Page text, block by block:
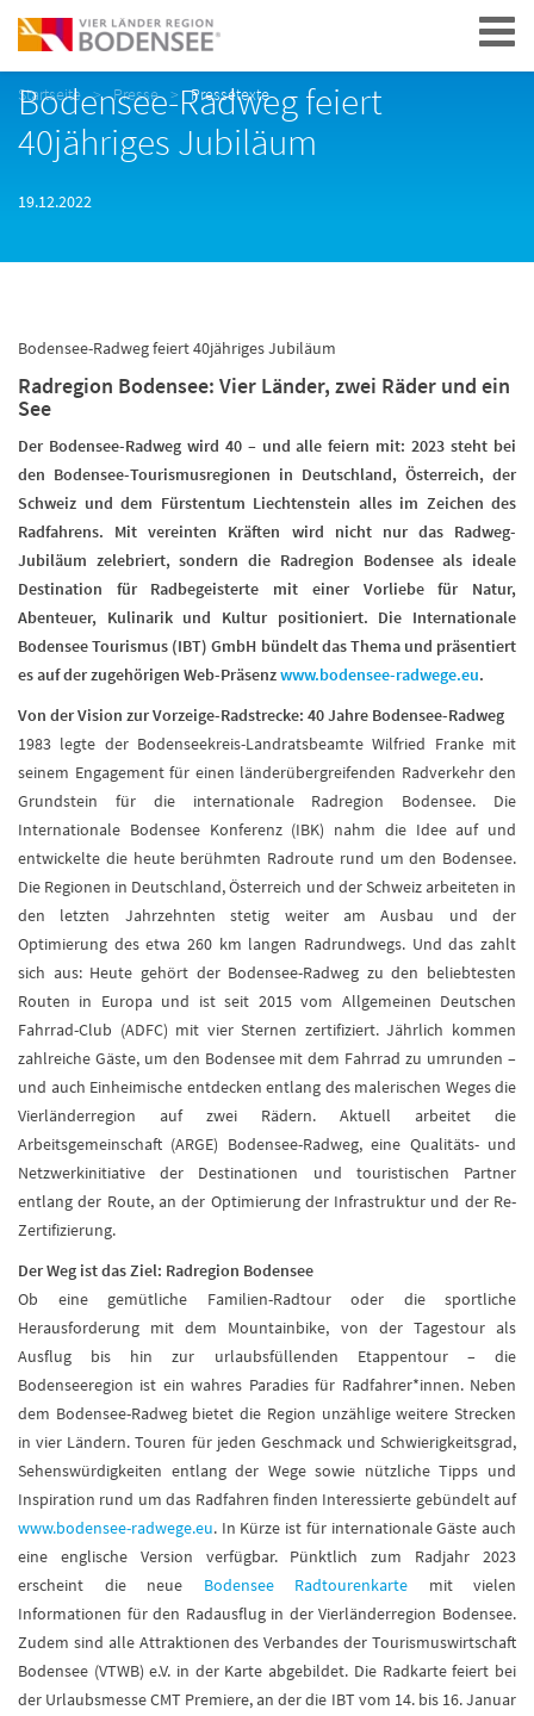
Navigation
Startseite Presse Pressetexte
Bodensee-Radweg feiert
40jähriges Jubiläum
19.12.2022
Bodensee-Radweg feiert 40jähriges Jubiläum
Radregion Bodensee: Vier Länder, zwei Räder und ein
See
Der Bodensee-Radweg wird 40 – und alle feiern mit: 2023 steht bei
den Bodensee-Tourismusregionen in Deutschland, Österreich, der
Schweiz und dem Fürstentum Liechtenstein alles im Zeichen des
Radfahrens. Mit vereinten Kräften wird nicht nur das Radweg-
Jubiläum zelebriert, sondern die Radregion Bodensee als ideale
Destination für Radbegeisterte mit einer Vorliebe für Natur,
Abenteuer, Kulinarik und Kultur positioniert. Die Internationale
Bodensee Tourismus (IBT) GmbH bündelt das Thema und präsentiert
es auf der zugehörigen Web-Präsenzwww.bodensee-radwege.eu.
Von der Vision zur Vorzeige-Radstrecke: 40 Jahre Bodensee-Radweg
1983 legte der Bodenseekreis-Landratsbeamte Wilfried Franke mit
seinem Engagement für einen länderübergreifenden Radverkehr den
Grundstein für die internationale Radregion Bodensee. Die
Internationale Bodensee Konferenz (IBK) nahm die Idee auf und
entwickelte die heute berühmten Radroute rund um den Bodensee.
Die Regionen in Deutschland, Österreich und der Schweiz arbeiteten in
den letzten Jahrzehnten stetig weiter am Ausbau und der
Optimierung des etwa 260 km langen Radrundwegs. Und das zahlt
sich aus: Heute gehört der Bodensee-Radweg zu den beliebtesten
Routen in Europa und ist seit 2015 vom Allgemeinen Deutschen
Fahrrad-Club (ADFC) mit vier Sternen zertifiziert. Jährlich kommen
zahlreiche Gäste, um den Bodensee mit dem Fahrrad zu umrunden –
und auch Einheimische entdecken entlang des malerischen Weges die
Vierländerregion auf zwei Rädern. Aktuell arbeitet die
Arbeitsgemeinschaft (ARGE) Bodensee-Radweg, eine Qualitäts- und
Netzwerkinitiative der Destinationen und touristischen Partner
entlang der Route, an der Optimierung der Infrastruktur und der Re-
Zertifizierung.
Der Weg ist das Ziel: Radregion Bodensee
Ob eine gemütliche Familien-Radtour oder die sportliche
Herausforderung mit dem Mountainbike, von der Tagestour als
Ausflug bis hin zur urlaubsfüllenden Etappentour – die
Bodenseeregion ist ein wahres Paradies für Radfahrer*innen. Neben
dem Bodensee-Radweg bietet die Region unzählige weitere Strecken
in vier Ländern. Touren für jeden Geschmack und Schwierigkeitsgrad,
Sehenswürdigkeiten entlang der Wege sowie nützliche Tipps und
Inspiration rund um das Radfahren finden Interessierte gebündelt auf
www.bodensee-radwege.eu. In Kürze ist für internationale Gäste auch
eine englische Version verfügbar. Pünktlich zum Radjahr 2023
erscheint die neue Bodensee Radtourenkarte mit vielen
Informationen für den Radausflug in der Vierländerregion Bodensee.
Zudem sind alle Attraktionen des Verbandes der Tourismuswirtschaft
Bodensee (VTWB) e.V. in der Karte abgebildet. Die Radkarte feiert bei
der Urlaubsmesse CMT Premiere, an der die IBT vom 14. bis 16. Januar